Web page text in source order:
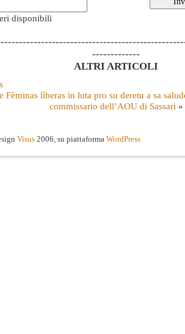
disponibili
-------------
ALTRI ARTICOLI
Fèminas lìberas in luta pro su deretu a sa
commissario dell’AOU di Sassari »
Visus 2006, su piattaforma WordPress